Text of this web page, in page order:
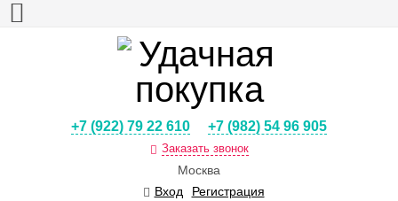
+7 (922) 79 22 610 +7 (982) 54 96 905
Заказать звонок
Москва
Вход
Регистрация